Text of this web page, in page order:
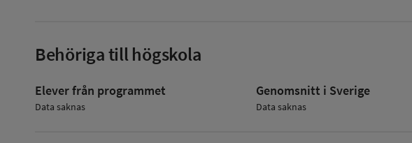
Behöriga till högskola
Elever från programmet
Data saknas
Genomsnitt i Sverige
Data saknas